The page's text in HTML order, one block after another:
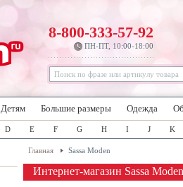
8-800-333-57-92
ПН-ПТ, 10:00-18:00
Детям Большие размеры Одежда
D E F G H I J K
Главная Sassa Moden
Интернет-магазин Sassa Moden